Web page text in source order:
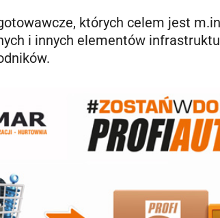
których celem jest
i innych elementów